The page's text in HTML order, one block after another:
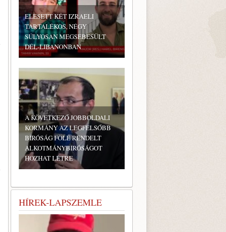
ELESETT KÉT IZRAELI
TARTALÉKOS, NÉGY
SÚLYOSAN MEGSEBESÜLT
DÉL-LIBANONBAN
A KÖVETKEZŐ JOBBOLDALI
KORMÁNY AZ LEGFELSŐBB
BÍRÓSÁG FÖLÉ RENDELT
ALKOTMÁNYBÍRÓSÁGOT
HOZHAT LÉTRE
HÍREK-LAPSZEMLE